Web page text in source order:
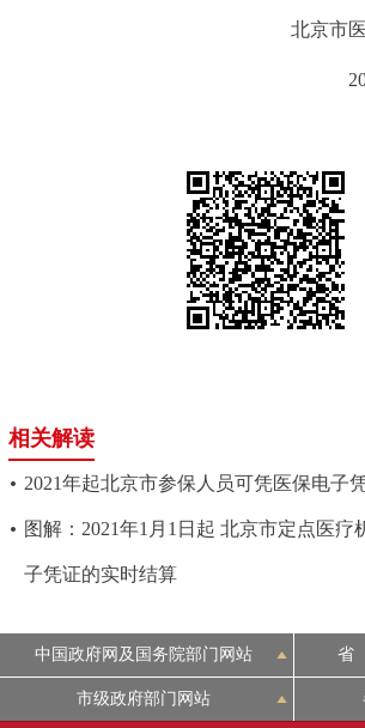
北京
相关解读
2021年起北京市参保人员可凭医保电子
图解：2021年1月1日起 北京市定点医疗
子凭证的实时结算
中国政府网及国务院部门网站 省
市级政府部门网站